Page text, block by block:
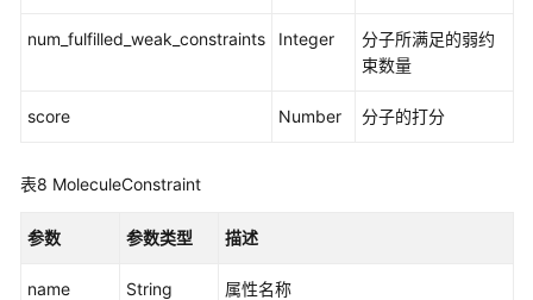
速
常
问
频
num_fulfilled_weak_constraints Integer
分子所满足的弱约
束数量
score Number 分子的打分
表8 MoleculeConstraint
参数 参数类型 描述
name String 属性名称